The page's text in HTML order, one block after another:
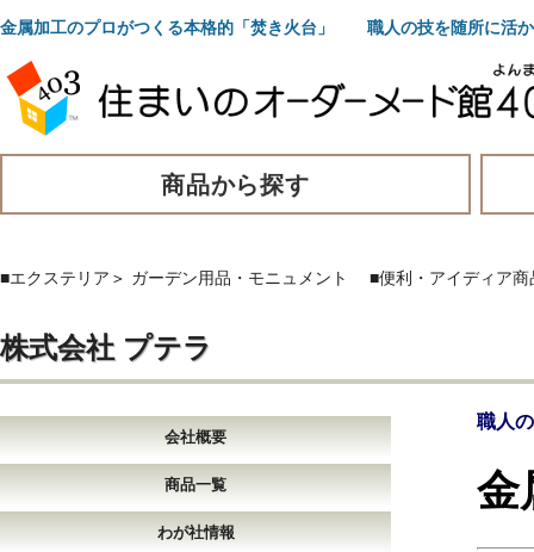
金属加工のプロがつくる本格的「焚き火台」 職人の技を随所に活か
商品から探す
■エクステリア ＞ ガーデン用品・モニュメント ■便利・アイディア商
株式会社 プテラ
会社概要
商品一覧
わが社情報
職人
金